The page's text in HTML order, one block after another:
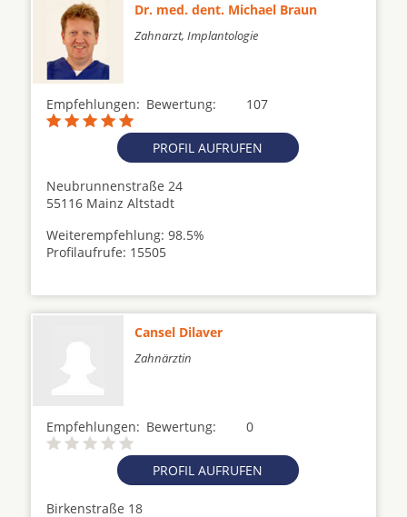
Dr. med. dent. Michael Braun
Zahnarzt, Implantologie
Empfehlungen: 107
Bewertung:
PROFIL AUFRUFEN
Neubrunnenstraße 24
55116 Mainz Altstadt
Weiterempfehlung: 98.5%
Profilaufrufe: 15505
Cansel Dilaver
Zahnärztin
Empfehlungen: 0
Bewertung:
PROFIL AUFRUFEN
Birkenstraße 18